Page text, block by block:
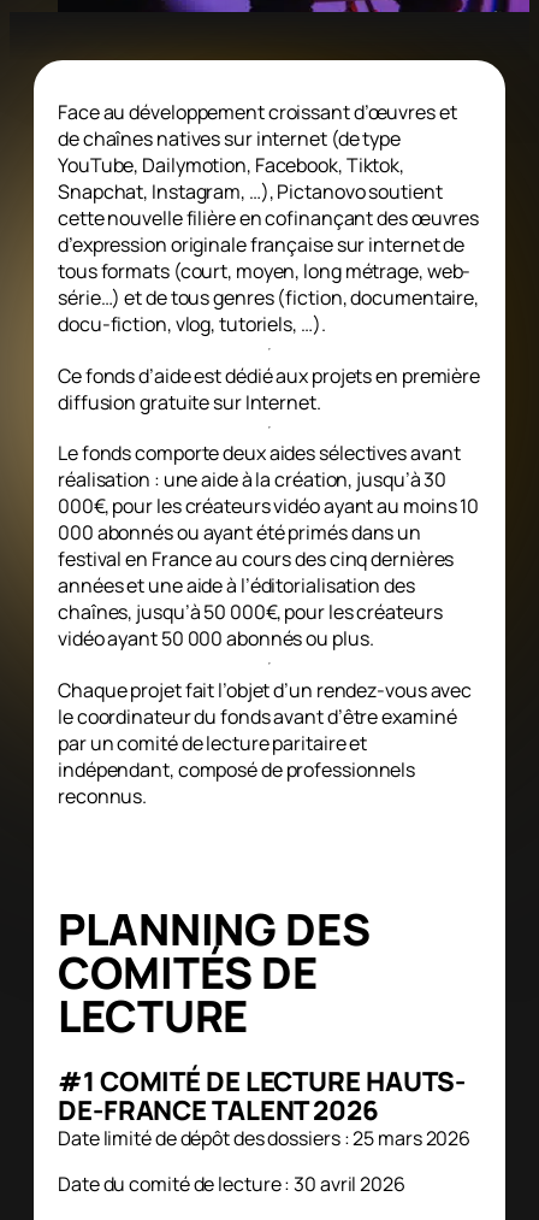
©
Face au développement croissant d’œuvres et
de chaînes natives sur internet (de type
YouTube, Dailymotion, Facebook, Tiktok,
Snapchat, Instagram, …), Pictanovo soutient
cette nouvelle filière en cofinançant des œuvres
d’expression originale française sur internet de
tous formats (court, moyen, long métrage, web-
série…) et de tous genres (fiction, documentaire,
docu-fiction, vlog, tutoriels, …).
Ce fonds d’aide est dédié aux projets en première
diffusion gratuite sur Internet.
Le fonds comporte deux aides sélectives avant
réalisation : une aide à la création, jusqu’à 30
000€, pour les créateurs vidéo ayant au moins 10
000 abonnés ou ayant été primés dans un
festival en France au cours des cinq dernières
années et une aide à l’éditorialisation des
chaînes, jusqu’à 50 000€, pour les créateurs
vidéo ayant 50 000 abonnés ou plus.
Chaque projet fait l’objet d’un rendez-vous avec
le coordinateur du fonds avant d’être examiné
par un comité de lecture paritaire et
indépendant, composé de professionnels
reconnus.
PLANNING DES
COMITÉS DE
LECTURE
#1 COMITÉ DE LECTURE HAUTS-
DE-FRANCE TALENT 2026
Date limité de dépôt des dossiers : 25 mars 2026
Date du comité de lecture : 30 avril 2026